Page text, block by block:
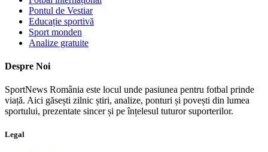
Pontul de Vestiar
Educație sportivă
Sport monden
Analize gratuite
Despre Noi
SportNews România este locul unde pasiunea pentru fotbal prinde
viață. Aici găsești zilnic știri, analize, ponturi și povești din lumea
sportului, prezentate sincer și pe înțelesul tuturor suporterilor.
Legal